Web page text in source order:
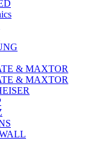
& MAXTOR
& MAXTOR